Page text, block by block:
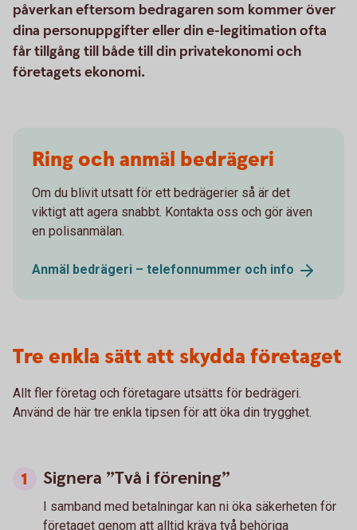
påverkan eftersom bedragaren som kommer över
dina personuppgifter eller din e-legitimation ofta
får tillgång till både till din privatekonomi och
företagets ekonomi.
Ring och anmäl bedrägeri
Om du blivit utsatt för ett bedrägerier så är det
viktigt att agera snabbt. Kontakta oss och gör även
en polisanmälan.
Anmäl bedrägeri – telefonnummer och info
Tre enkla sätt att skydda företaget
Allt fler företag och företagare utsätts för bedrägeri.
Använd de här tre enkla tipsen för att öka din trygghet.
Signera ”Två i förening”
I samband med betalningar kan ni öka säkerheten för
företaget genom att alltid kräva två behöriga